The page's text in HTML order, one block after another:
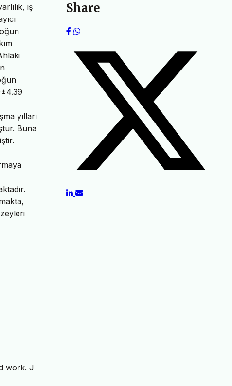
iş
yılları
Buna
work. J
Share